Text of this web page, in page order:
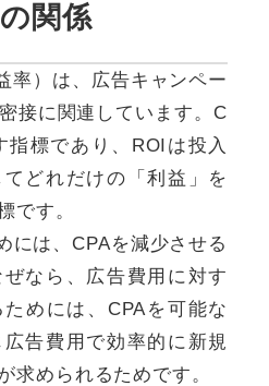
関係
率）は、広告キャンペー
接に関連しています。C
指標であり、ROIは投入
どれだけの「利益」を
です。
には、CPAを減少させる
なら、広告費用に対す
めには、CPAを可能な
告費用で効率的に新規
求められるためです。